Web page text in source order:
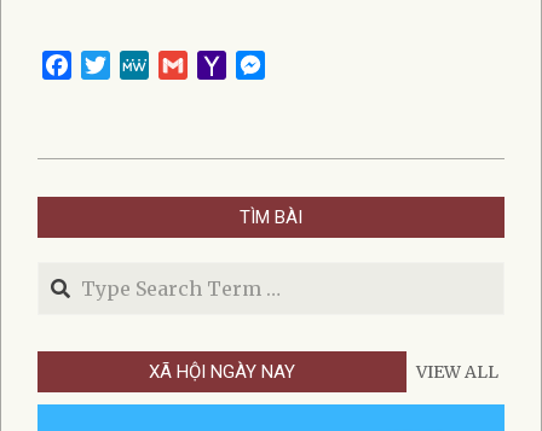
Facebook
TwitterMeWeGmailYahoo
12-
23
TÌM BÀI
Search
XÃ HỘI NGÀY NAY VIEW ALL